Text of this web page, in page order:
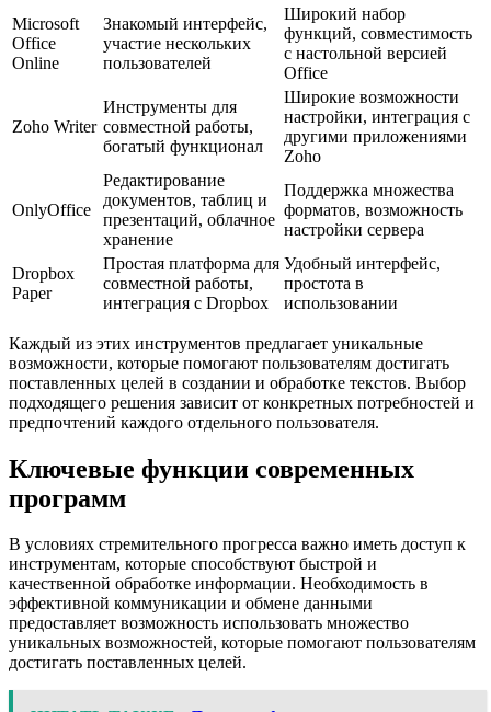
Microsoft
Office
Online
Знакомый интерфейс,
участие нескольких
пользователей
Широкий набор
функций, совместимость
с настольной версией
Office
Zoho Writer
Инструменты для
совместной работы,
богатый функционал
Широкие возможности
настройки, интеграция с
другими приложениями
Zoho
OnlyOffice
Редактирование
документов, таблиц и
презентаций, облачное
хранение
Поддержка множества
форматов, возможность
настройки сервера
Dropbox
Paper
Простая платформа для
совместной работы,
интеграция с Dropbox
Удобный интерфейс,
простота в
использовании
Каждый из этих инструментов предлагает уникальные
возможности, которые помогают пользователям достигать
поставленных целей в создании и обработке текстов. Выбор
подходящего решения зависит от конкретных потребностей и
предпочтений каждого отдельного пользователя.
Ключевые функции современных
программ
В условиях стремительного прогресса важно иметь доступ к
инструментам, которые способствуют быстрой и
качественной обработке информации. Необходимость в
эффективной коммуникации и обмене данными
предоставляет возможность использовать множество
уникальных возможностей, которые помогают пользователям
достигать поставленных целей.